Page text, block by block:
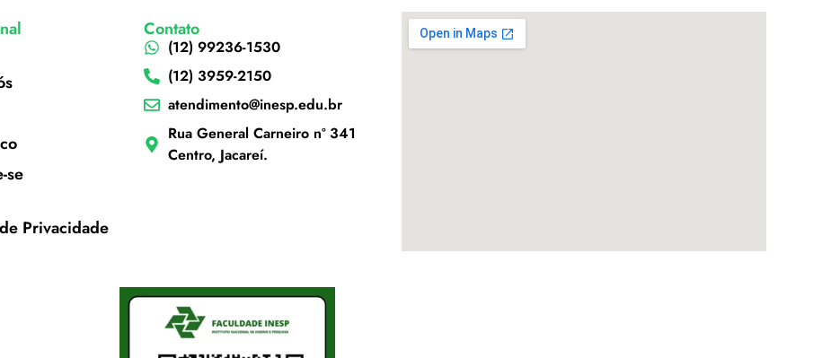
se
Privacidade
Contato
(12) 99236-1530
(12) 3959-2150
atendimento@inesp.edu.br
Rua General Carneiro nº 341
Centro, Jacareí.